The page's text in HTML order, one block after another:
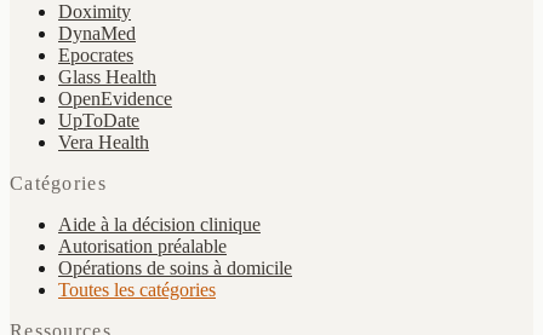
Doximity
DynaMed
Epocrates
Glass Health
OpenEvidence
UpToDate
Vera Health
Catégories
Aide à la décision clinique
Autorisation préalable
Opérations de soins à domicile
Toutes les catégories